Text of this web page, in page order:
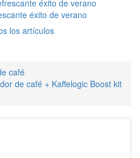
éxito de verano
los artículos
café
de café + Kaffelogic Boost kit